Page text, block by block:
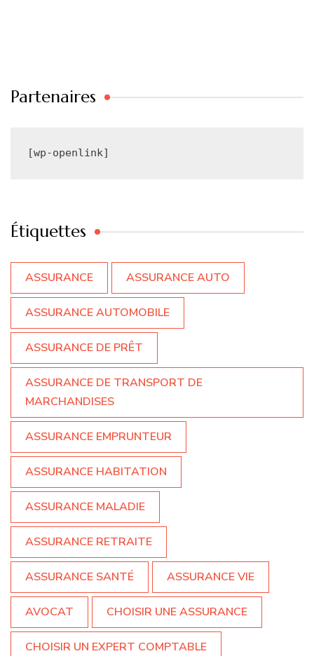
Partenaires
[wp-openlink]
Étiquettes
ASSURANCE ASSURANCE AUTO
ASSURANCE AUTOMOBILE
ASSURANCE DE PRÊT
ASSURANCE DE TRANSPORT DE
MARCHANDISES
ASSURANCE EMPRUNTEUR
ASSURANCE HABITATION
ASSURANCE MALADIE
ASSURANCE RETRAITE
ASSURANCE SANTÉ ASSURANCE VIE
AVOCAT CHOISIR UNE ASSURANCE
CHOISIR UN EXPERT COMPTABLE